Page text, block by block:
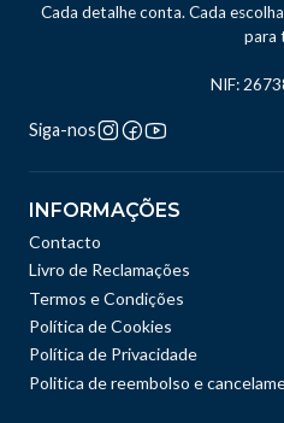
Cada detalhe conta. Cada
para
NIF:
Siga-nos
INFORMAÇÕES
Contacto
Livro de Reclamações
Termos e Condições
Política de Cookies
Política de Privacidade
Politica de reembolso e